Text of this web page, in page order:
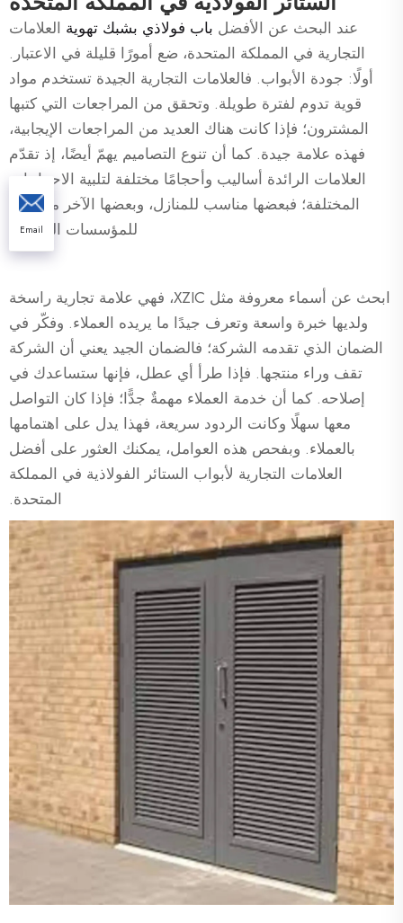
عند البحث عن الأفضل باب فولاذي بشبك تهوية العلامات
التجارية في المملكة المتحدة، ضع أمورًا قليلة في الاعتبار.
أولًا: جودة الأبواب. فالعلامات التجارية الجيدة تستخدم مواد
قوية تدوم لفترة طويلة. وتحقق من المراجعات التي كتبها
المشترون؛ فإذا كانت هناك العديد من المراجعات الإيجابية،
فهذه علامة جيدة. كما أن تنوع التصاميم يهمّ أيضًا، إذ تقدّم
العلامات الرائدة أساليب وأحجامًا مختلفة لتلبية الاحتياجات
المختلفة؛ فبعضها مناسب للمنازل، وبعضها الآخر مخصص
للمؤسسات التجارية.
ابحث عن أسماء معروفة مثل XZIC، فهي علامة تجارية راسخة
ولديها خبرة واسعة وتعرف جيدًا ما يريده العملاء. وفكّر في
الضمان الذي تقدمه الشركة؛ فالضمان الجيد يعني أن الشركة
تقف وراء منتجها. فإذا طرأ أي عطل، فإنها ستساعدك في
إصلاحه. كما أن خدمة العملاء مهمةٌ جدًّا؛ فإذا كان التواصل
معها سهلًا وكانت الردود سريعة، فهذا يدل على اهتمامها
بالعملاء. وبفحص هذه العوامل، يمكنك العثور على أفضل
العلامات التجارية لأبواب الستائر الفولاذية في المملكة
المتحدة.
Email